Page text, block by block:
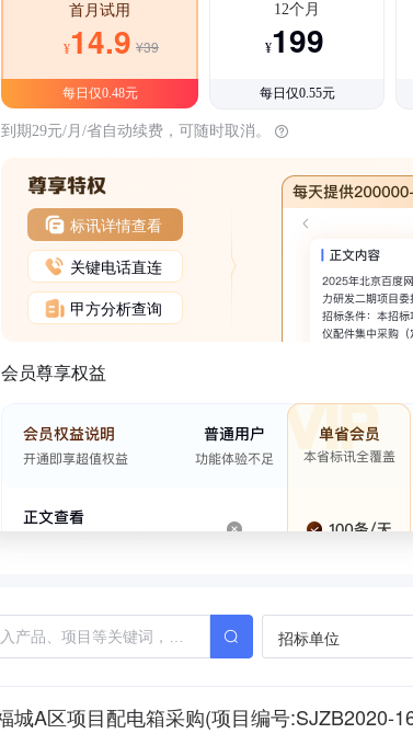
首月试用
¥14.9 ¥39
每日仅0.48元
12个月
¥199
每日仅0.55元
到期29元/月/省自动续费，可随时取消。
标讯详情查看
关键电话直连
甲方分析查询
会员尊享权益
招标单位
城A区项目配电箱采购(项目编号:SJZB2020-